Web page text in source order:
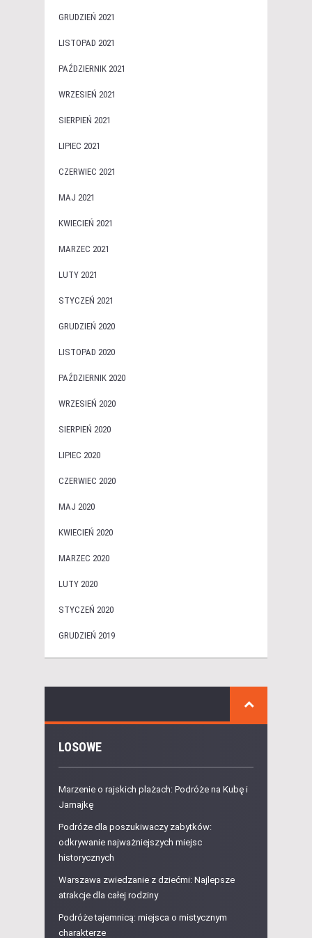
GRUDZIEŃ 2021
LISTOPAD 2021
PAŹDZIERNIK 2021
WRZESIEŃ 2021
SIERPIEŃ 2021
LIPIEC 2021
CZERWIEC 2021
MAJ 2021
KWIECIEŃ 2021
MARZEC 2021
LUTY 2021
STYCZEŃ 2021
GRUDZIEŃ 2020
LISTOPAD 2020
PAŹDZIERNIK 2020
WRZESIEŃ 2020
SIERPIEŃ 2020
LIPIEC 2020
CZERWIEC 2020
MAJ 2020
KWIECIEŃ 2020
MARZEC 2020
LUTY 2020
STYCZEŃ 2020
GRUDZIEŃ 2019
LOSOWE
Marzenie o rajskich plażach: Podróże na Kubę i
Jamajkę
Podróże dla poszukiwaczy zabytków:
odkrywanie najważniejszych miejsc
historycznych
Warszawa zwiedzanie z dziećmi: Najlepsze
atrakcje dla całej rodziny
Podróże tajemnicą: miejsca o mistycznym
charakterze